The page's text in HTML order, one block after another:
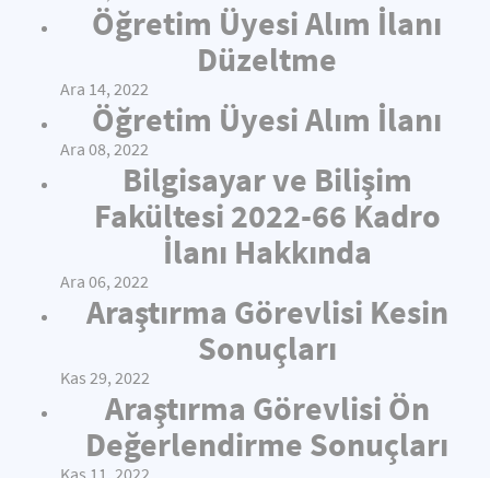
Öğretim Üyesi Alım İlanı
Düzeltme
Ara 14, 2022
Öğretim Üyesi Alım İlanı
Ara 08, 2022
Bilgisayar ve Bilişim
Fakültesi 2022-66 Kadro
İlanı Hakkında
Ara 06, 2022
Araştırma Görevlisi Kesin
Sonuçları
Kas 29, 2022
Araştırma Görevlisi Ön
Değerlendirme Sonuçları